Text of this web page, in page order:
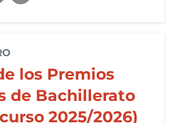
los Premios
de Bachillerato
2025/2026)